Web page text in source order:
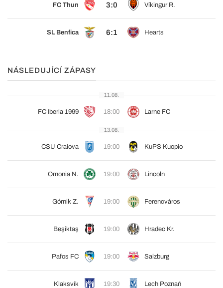
FC Thun 3:0 Víkingur R.
SL Benfica 6:1 Hearts
NÁSLEDUJÍCÍ ZÁPASY
11.08.
FC Iberia 1999 18:00 Larne FC
13.08.
CSU Craiova 19:00 KuPS Kuopio
Omonia N. 19:00 Lincoln
Górnik Z. 19:00 Ferencváros
Beşiktaş 19:00 Hradec Kr.
Pafos FC 19:00 Salzburg
Klaksvík 19:30 Lech Poznań